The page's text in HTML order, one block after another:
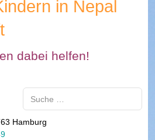
in Nepal
dabei helfen!
Hamburg